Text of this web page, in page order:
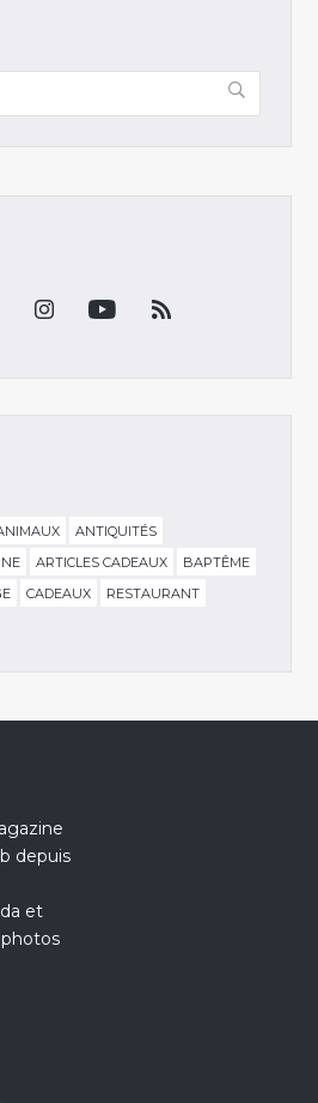
ANTIQUITÉS
ARTICLES CADEAUX
BAPTÊME
CADEAUX
RESTAURANT
depuis
et